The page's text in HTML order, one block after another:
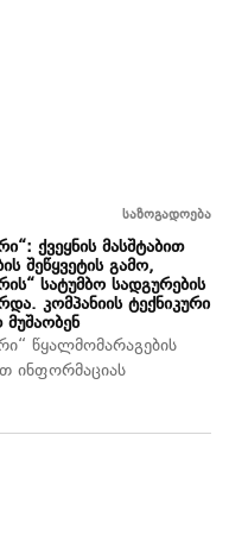
საზოგადოება
ქვეყნის მასშტაბით
შეწყვეტის გამო,
სატუმბო სადგურების
კომპანიის ტექნიკური
წყალმომარაგების
ინფორმაციას